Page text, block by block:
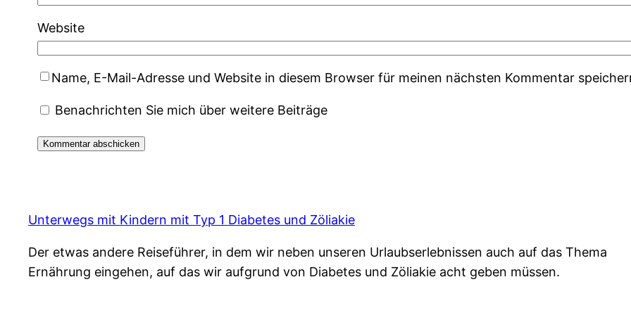
Website
Name, E-Mail-Adresse und Website in diesem Browser für meinen nächsten Kommentar
Benachrichten Sie mich über weitere Beiträge
Unterwegs mit Kindern mit Typ 1 Diabetes und Zöliakie
Der etwas andere Reiseführer, in dem wir neben unseren Urlaubserlebnissen auch auf das Thema
Ernährung eingehen, auf das wir aufgrund von Diabetes und Zöliakie acht geben müssen.